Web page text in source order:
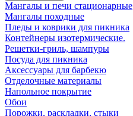
Мангалы и печи стационарные
Мангалы походные
Пледы и коврики для пикника
Контейнеры изотермические.
Решетки-гриль, шампуры
Посуда для пикника
Аксессуары для барбекю
Отделочные материалы
Напольное покрытие
Обои
Порожки, раскладки, стыки